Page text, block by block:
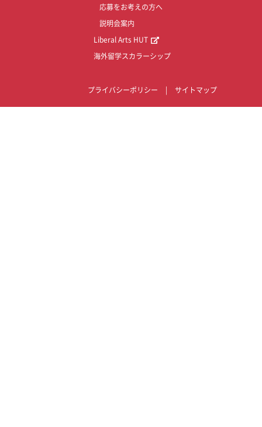
応募をお考えの方へ
説明会案内
Liberal Arts HUT
海外留学スカラーシップ
プライバシーポリシー サイトマップ